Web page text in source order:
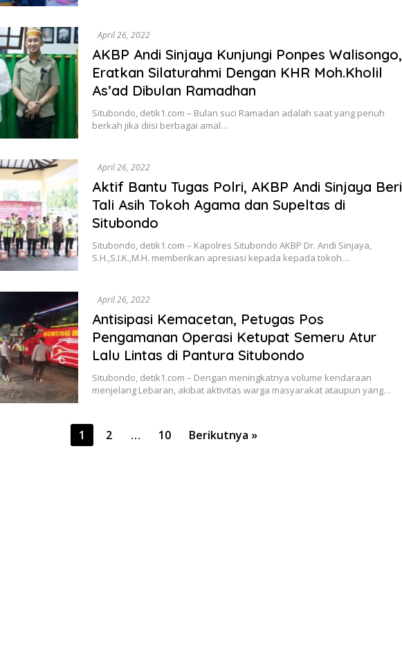
April 26, 2022
AKBP Andi Sinjaya Kunjungi Ponpes Walisongo,
Eratkan Silaturahmi Dengan KHR Moh.Kholil
As’ad Dibulan Ramadhan
Situbondo, detik1.com – Bulan suci Ramadan adalah saat yang penuh
berkah jika diisi berbagai amal…
April 26, 2022
Aktif Bantu Tugas Polri, AKBP Andi Sinjaya Beri
Tali Asih Tokoh Agama dan Supeltas di
Situbondo
Situbondo, detik1.com – Kapolres Situbondo AKBP Dr. Andi Sinjaya,
S.H.,S.I.K.,M.H. memberikan apresiasi kepada kepada tokoh…
April 26, 2022
Antisipasi Kemacetan, Petugas Pos
Pengamanan Operasi Ketupat Semeru Atur
Lalu Lintas di Pantura Situbondo
Situbondo, detik1.com – Dengan meningkatnya volume kendaraan
menjelang Lebaran, akibat aktivitas warga masyarakat ataupun yang…
1 2 … 10 Berikutnya »